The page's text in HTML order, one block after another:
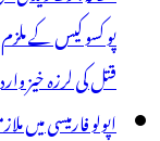
قتل کی لرزہ خیز